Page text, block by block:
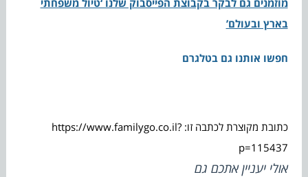
בארץ ובעולם’
חפשו אותנו גם בטלגרם
כתובת מקוצרת לכתבה זו: https://www.familygo.co.il?
p=115437
אולי יעניין אתכם גם